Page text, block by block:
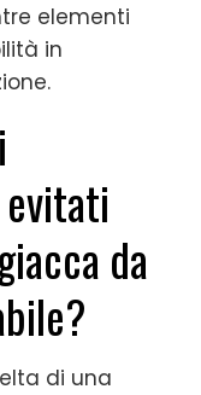
elementi
in
da
di una